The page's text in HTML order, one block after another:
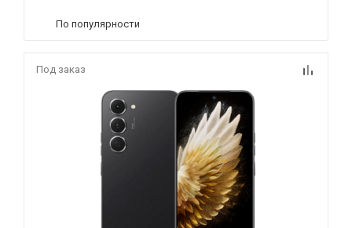
По популярности
Под заказ